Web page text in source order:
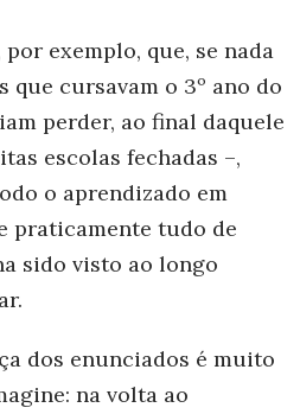
exemplo, que, se nada
que cursavam o 3º ano do
perder, ao final daquele
escolas fechadas –,
o aprendizado em
praticamente tudo de
sido visto ao longo
dos enunciados é muito
na volta ao